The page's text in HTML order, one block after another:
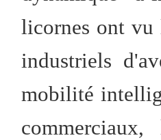
licornes ont vu
industriels
mobilité